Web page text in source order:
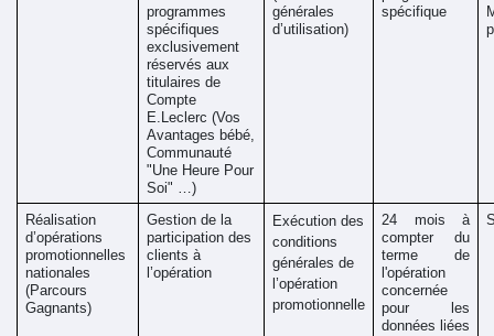
programmes
spécifiques
exclusivement
réservés aux
titulaires de
Compte
E.Leclerc (Vos
Avantages bébé,
Communauté
"Une Heure Pour
Soi" …)
générales
d’utilisation)
spécifique
Réalisation
d’opérations
promotionnelles
nationales
(Parcours
Gagnants)
Gestion de la
participation des
clients à
l’opération
Exécution des
conditions
générales de
l’opération
promotionnelle
24 mois à
compter du
terme de
l'opération
concernée
pour les
données liées